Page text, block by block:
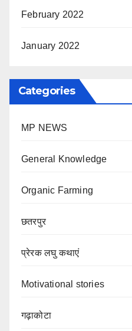
February 2022
January 2022
Categories
MP NEWS
General Knowledge
Organic Farming
छतरपुर
प्रेरक लघु कथाएं
Motivational stories
गढ़ाकोटा